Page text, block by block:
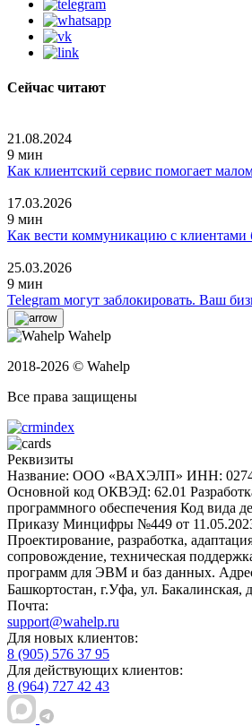
Сейчас читают
21.08.2024
9 мин
Как клиентский сервис помогает
17.03.2026
9 мин
Как вести коммуникацию с клиентами
25.03.2026
9 мин
Telegram могут заблокировать. Ваш
Wahelp
2018-2026 © Wahelp
Все права защищены
Реквизиты
Название: ООО «ВАХЭЛП» ИНН:
Основной код ОКВЭД: 62.01
программного обеспечения Код вида
Приказу Минцифры №449 от
Проектирование, разработка,
сопровождение, техническая
программ для ЭВМ и баз данных.
Башкортостан, г.Уфа, ул. Бакалинская,
Почта:
support@wahelp.ru
Для новых клиентов:
8 (905) 576 37 95
Для действующих клиентов:
8 (964) 727 42 43